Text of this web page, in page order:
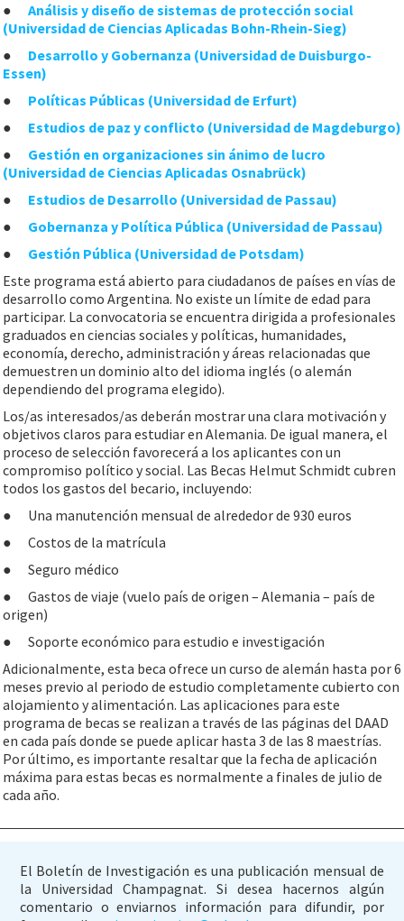
● Análisis y diseño de sistemas de protección social
(Universidad de Ciencias Aplicadas Bohn-Rhein-Sieg)
● Desarrollo y Gobernanza (Universidad de Duisburgo-
Essen)
● Políticas Públicas (Universidad de Erfurt)
● Estudios de paz y conflicto (Universidad de Magdeburgo)
● Gestión en organizaciones sin ánimo de lucro
(Universidad de Ciencias Aplicadas Osnabrück)
● Estudios de Desarrollo (Universidad de Passau)
● Gobernanza y Política Pública (Universidad de Passau)
● Gestión Pública (Universidad de Potsdam)
Este programa está abierto para ciudadanos de países en vías de
desarrollo como Argentina. No existe un límite de edad para
participar. La convocatoria se encuentra dirigida a profesionales
graduados en ciencias sociales y políticas, humanidades,
economía, derecho, administración y áreas relacionadas que
demuestren un dominio alto del idioma inglés (o alemán
dependiendo del programa elegido).
Los/as interesados/as deberán mostrar una clara motivación y
objetivos claros para estudiar en Alemania. De igual manera, el
proceso de selección favorecerá a los aplicantes con un
compromiso político y social. Las Becas Helmut Schmidt cubren
todos los gastos del becario, incluyendo:
● Una manutención mensual de alrededor de 930 euros
● Costos de la matrícula
● Seguro médico
● Gastos de viaje (vuelo país de origen – Alemania – país de
origen)
● Soporte económico para estudio e investigación
Adicionalmente, esta beca ofrece un curso de alemán hasta por 6
meses previo al periodo de estudio completamente cubierto con
alojamiento y alimentación. Las aplicaciones para este
programa de becas se realizan a través de las páginas del DAAD
en cada país donde se puede aplicar hasta 3 de las 8 maestrías.
Por último, es importante resaltar que la fecha de aplicación
máxima para estas becas es normalmente a finales de julio de
cada año.
El Boletín de Investigación es una publicación mensual de
la Universidad Champagnat. Si desea hacernos algún
comentario o enviarnos información para difundir, por